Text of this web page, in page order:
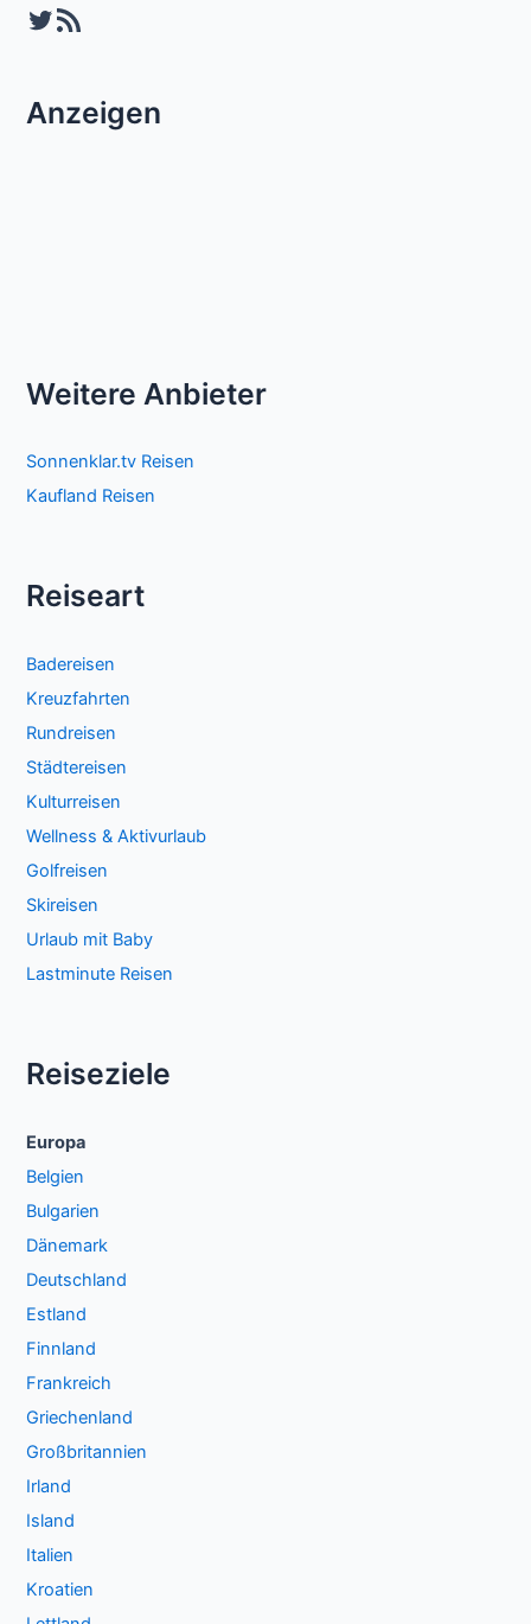
Twitter RSS-Feed
Anzeigen
Weitere Anbieter
Sonnenklar.tv Reisen
Kaufland Reisen
Reiseart
Badereisen
Kreuzfahrten
Rundreisen
Städtereisen
Kulturreisen
Wellness & Aktivurlaub
Golfreisen
Skireisen
Urlaub mit Baby
Lastminute Reisen
Reiseziele
Europa
Belgien
Bulgarien
Dänemark
Deutschland
Estland
Finnland
Frankreich
Griechenland
Großbritannien
Irland
Island
Italien
Kroatien